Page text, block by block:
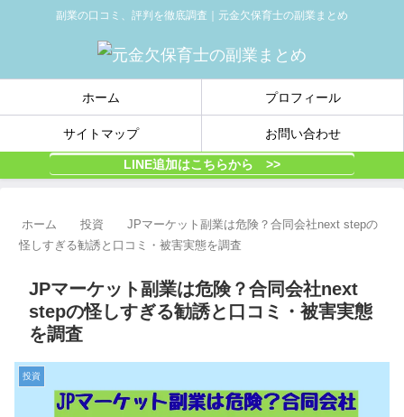
副業の口コミ、評判を徹底調査｜元金欠保育士の副業まとめ
ホーム プロフィール
サイトマップ お問い合わせ
LINE追加はこちらから >>
ホーム 投資
JPマーケット副業は危険？合同会社next stepの
怪しすぎる勧誘と口コミ・被害実態を調査
JPマーケット副業は危険？合同会社next
stepの怪しすぎる勧誘と口コミ・被害実態
を調査
投資